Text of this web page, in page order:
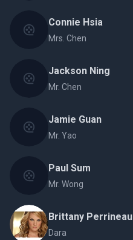
Connie Hsia
Mrs. Chen
Jackson Ning
Mr. Chen
Jamie Guan
Mr. Yao
Paul Sum
Mr. Wong
Brittany Perrineau
Dara